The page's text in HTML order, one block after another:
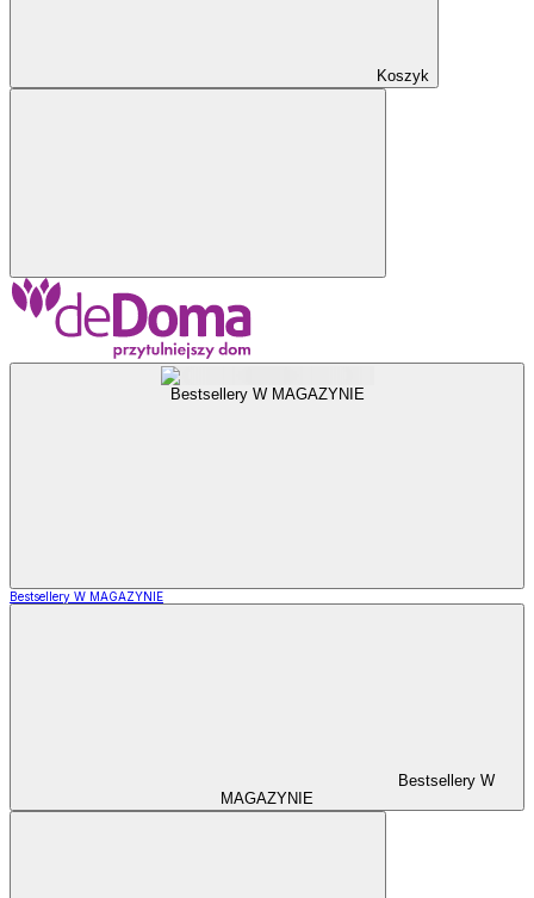
Koszyk
Bestsellery W MAGAZYNIE
Bestsellery W MAGAZYNIE
Bestsellery W
MAGAZYNIE